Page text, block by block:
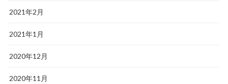
2021年2月
2021年1月
2020年12月
2020年11月